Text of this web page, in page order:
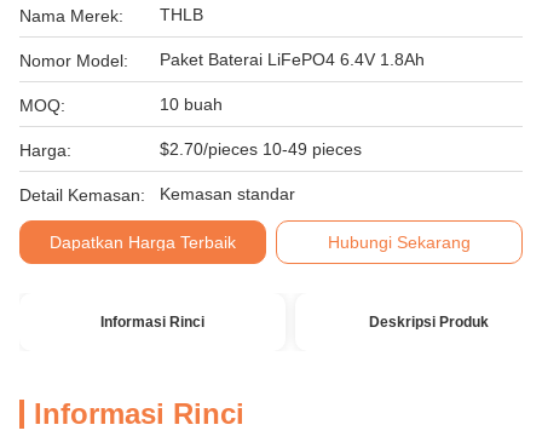
Nama Merek: THLB
Nomor Model: Paket Baterai LiFePO4 6.4V 1.8Ah
MOQ: 10 buah
Harga: $2.70/pieces 10-49 pieces
Detail Kemasan: Kemasan standar
Dapatkan Harga Terbaik Hubungi Sekarang
Informasi Rinci Deskripsi Produk
Informasi Rinci